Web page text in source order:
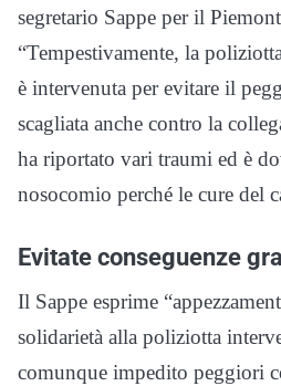
segretario Sappe per il
“Tempestivamente, la
è intervenuta per evitare il
scagliata anche contro la
ha riportato vari traumi ed è
nosocomio perché le cure del
Evitate conseguenze
Il Sappe esprime
solidarietà alla poliziotta
comunque impedito peggiori